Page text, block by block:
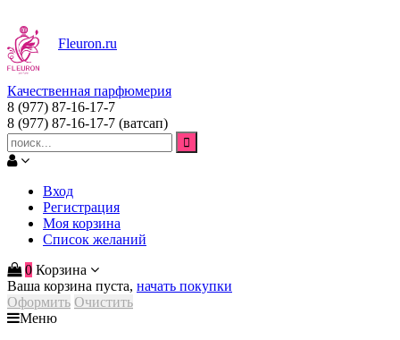
Fleuron.ru
Качественная парфюмерия
8 (977) 87-16-17-7
8 (977) 87-16-17-7 (ватсап)
Вход
Регистрация
Моя корзина
Список желаний
0 Корзина
Ваша корзина пуста, начать покупки
Оформить Очистить
Меню